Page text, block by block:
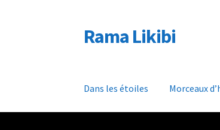
Aller
à
Aller
au
Rama Likibi
Dans les étoiles Morceaux